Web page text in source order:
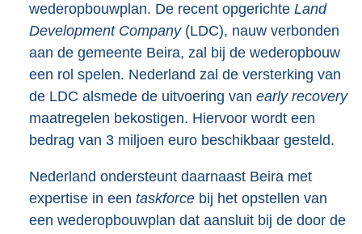
wederopbouwplan. De recent opgerichte Land
Development Company(LDC), nauw verbonden
aan de gemeente Beira, zal bij de wederopbouw
een rol spelen. Nederland zal de versterking van
de LDC alsmede de uitvoering van early recovery
maatregelen bekostigen. Hiervoor wordt een
bedrag van 3 miljoen euro beschikbaar gesteld.
Nederland ondersteunt daarnaast Beira met
expertise in een taskforce bij het opstellen van
een wederopbouwplan dat aansluit bij de door de